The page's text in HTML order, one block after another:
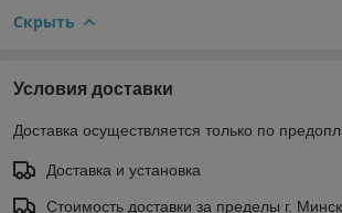
Скрыть
Условия доставки
Доставка осуществляется только по
Доставка и установка
Стоимость доставки за пределы г.